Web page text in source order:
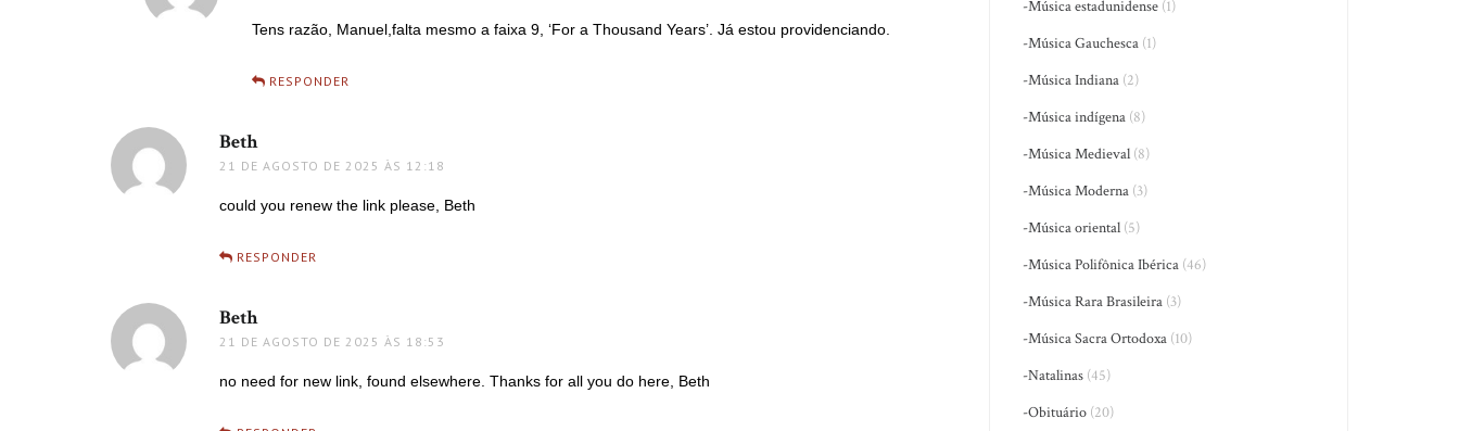
Tens razão, Manuel,falta mesmo a faixa 9, ‘For a Thousand Years’. Já estou providenciando.
RESPONDER
Bethdisse:
21 DE AGOSTO DE 2025 ÀS 12:18
could you renew the link please, Beth
RESPONDER
Bethdisse:
21 DE AGOSTO DE 2025 ÀS 18:53
no need for new link, found elsewhere. Thanks for all you do here, Beth
-Música estadunidense (1)
-Música Gauchesca (1)
-Música Indiana (2)
-Música indígena (8)
-Música Medieval (8)
-Música Moderna (3)
-Música oriental (5)
-Música Polifônica Ibérica (46)
-Música Rara Brasileira (3)
-Música Sacra Ortodoxa (10)
-Natalinas (45)
-Obituário (20)